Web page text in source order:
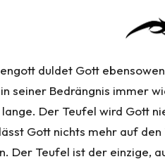
duldet Gott
seiner Bedrängnis immer
lange. Der Teufel wird Gott
Gott nichts mehr auf
Der Teufel ist der einzige,